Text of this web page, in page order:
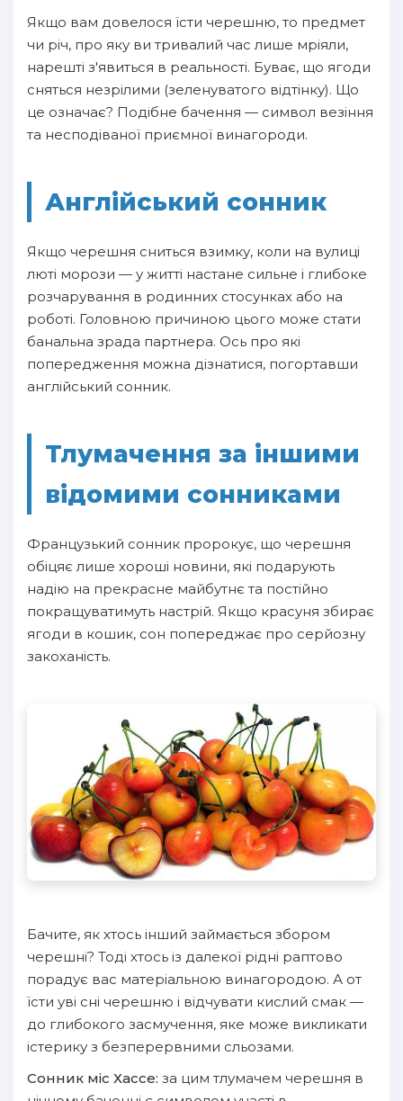
Якщо вам довелося їсти черешню, то предмет
чи річ, про яку ви тривалий час лише мріяли,
нарешті з'явиться в реальності. Буває, що ягоди
сняться незрілими (зеленуватого відтінку). Що
це означає? Подібне бачення — символ везіння
та несподіваної приємної винагороди.
Англійський сонник
Якщо черешня сниться взимку, коли на вулиці
люті морози — у житті настане сильне і глибоке
розчарування в родинних стосунках або на
роботі. Головною причиною цього може стати
банальна зрада партнера. Ось про які
попередження можна дізнатися, погортавши
англійський сонник.
Тлумачення за іншими
відомими сонниками
Французький сонник пророкує, що черешня
обіцяє лише хороші новини, які подарують
надію на прекрасне майбутнє та постійно
покращуватимуть настрій. Якщо красуня збирає
ягоди в кошик, сон попереджає про серйозну
закоханість.
Бачите, як хтось інший займається збором
черешні? Тоді хтось із далекої рідні раптово
порадує вас матеріальною винагородою. А от
їсти уві сні черешню і відчувати кислий смак —
до глибокого засмучення, яке може викликати
істерику з безперервними сльозами.
Сонник міс Хассе: за цим тлумачем черешня в